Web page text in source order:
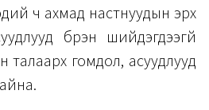
ч ахмад настнуудын эрх
бүрэн шийдэгдээгүй
талаарх гомдол, асуудлууд